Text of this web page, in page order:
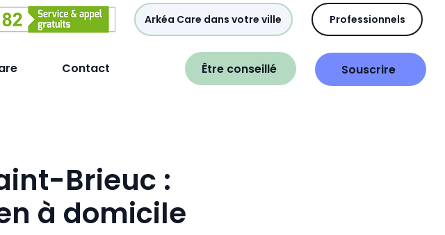
Arkéa Care dans votre ville Professionnels
Contact Être conseillé Souscrire
Brieuc :
à domicile